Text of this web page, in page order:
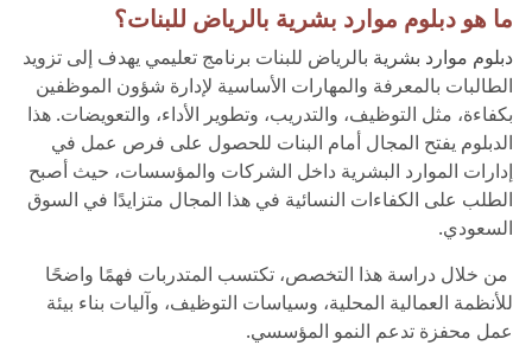
ما هو دبلوم موارد بشرية بالرياض للبنات؟
دبلوم موارد بشرية بالرياض للبنات برنامج تعليمي يهدف إلى تزويد
الطالبات بالمعرفة والمهارات الأساسية لإدارة شؤون الموظفين
بكفاءة، مثل التوظيف، والتدريب، وتطوير الأداء، والتعويضات. هذا
الدبلوم يفتح المجال أمام البنات للحصول على فرص عمل في
إدارات الموارد البشرية داخل الشركات والمؤسسات، حيث أصبح
الطلب على الكفاءات النسائية في هذا المجال متزايدًا في السوق
السعودي.
من خلال دراسة هذا التخصص، تكتسب المتدربات فهمًا واضحًا
للأنظمة العمالية المحلية، وسياسات التوظيف، وآليات بناء بيئة
عمل محفزة تدعم النمو المؤسسي.